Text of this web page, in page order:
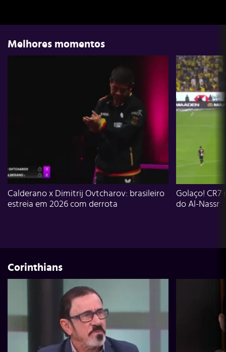
Melhores momentos
Calderano x Dimitrij Ovtcharov: brasileiro
estreia em 2026 com derrota
Golaço!
do Al-Nassr
Corinthians